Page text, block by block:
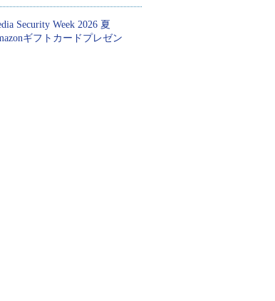
Security Week 2026 夏
ギフトカードプレゼン